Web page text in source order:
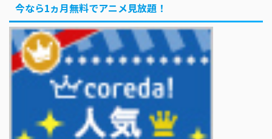
い」
巨人・坂本勇人が「1億円申告漏れ」 税務当局が指摘するも修正に応
じず
KOBAMETALが語る、ベビメタ主催フェスの見どころ
巨人・坂本勇人が「1億円申告漏れ」 税務当局が指摘するも修正に応
じず
「イケオジって言葉よくなくない？」 KAT-TUN上田竜也の問題提起
で議論に...「オジ」はいいのに「オバ」はNG？
巨人・坂本勇人が「1億円申告漏れ」 税務当局が指摘するも修正に応
Powered by livedoor 相互RSS
今なら1ヵ月無料でアニメ見放題！